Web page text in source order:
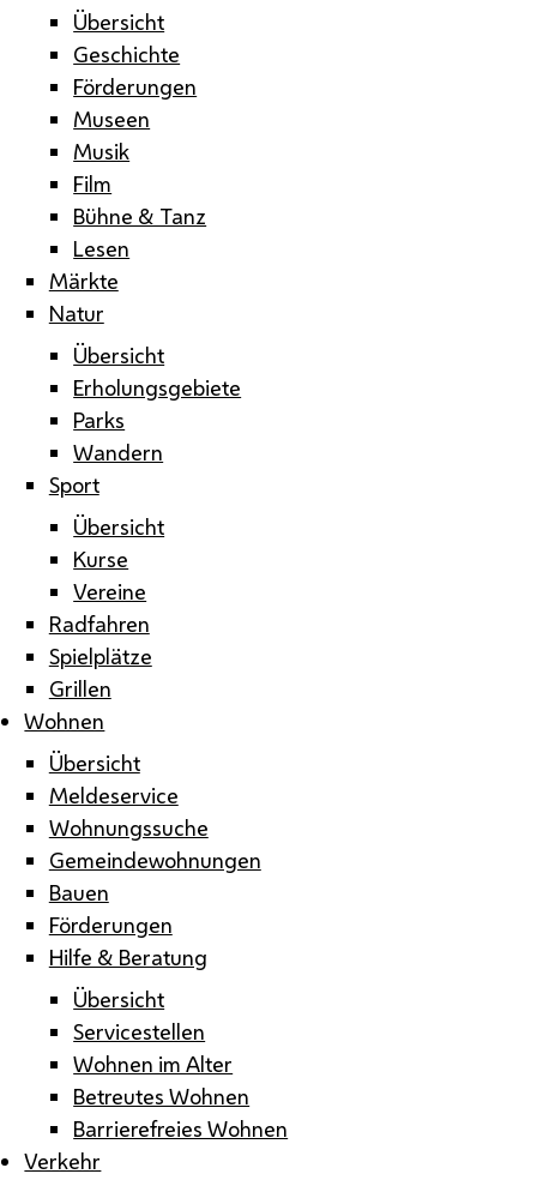
Übersicht
Geschichte
Förderungen
Museen
Musik
Film
Bühne & Tanz
Lesen
Märkte
Natur
Übersicht
Erholungsgebiete
Parks
Wandern
Sport
Übersicht
Kurse
Vereine
Radfahren
Spielplätze
Grillen
Wohnen
Übersicht
Meldeservice
Wohnungssuche
Gemeindewohnungen
Bauen
Förderungen
Hilfe & Beratung
Übersicht
Servicestellen
Wohnen im Alter
Betreutes Wohnen
Barrierefreies Wohnen
Verkehr